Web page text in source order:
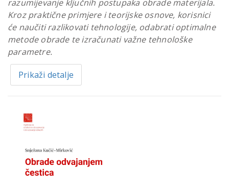
razumijevanje ključnih postupaka obrade materijala.
Kroz praktične primjere i teorijske osnove, korisnici
će naučiti razlikovati tehnologije, odabrati optimalne
metode obrade te izračunati važne tehnološke
parametre.
Prikaži detalje